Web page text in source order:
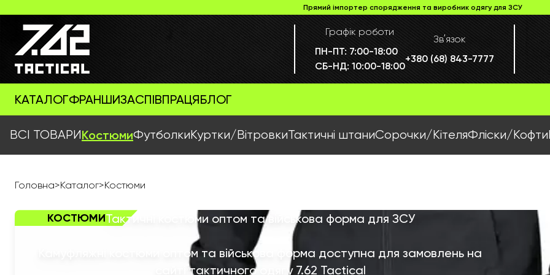
Прямий імпортер спорядження та виробник одягу для ЗСУ
Графік роботи
ПН-ПТ: 7:00-18:00
СБ-НД: 10:00-18:00
Звʼязок
+380 (68) 843-7777
КАТАЛОГФРАНШИЗАСПІВПРАЦЯБЛОГ
ВСІ ТОВАРИКостюмиФутболкиКуртки/ВітровкиТактичні штаниСорочки/КітеляФліски/Кофти
Головна>Каталог>Костюми
КОСТЮМИТактичні костюми оптом та військова форма для ЗСУ
Камуфляжні костюми оптом та військова форма доступна для замовлень на
сайті тактичного одягу 7.62 Tactical